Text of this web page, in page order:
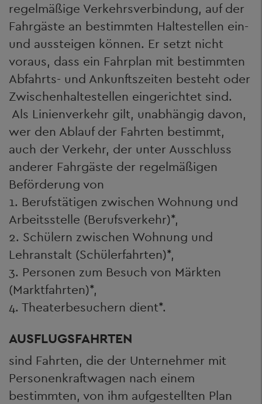
regelmäßige Verkehrsverbindung, auf der
Fahrgäste an bestimmten Haltestellen ein-
und aussteigen können. Er setzt nicht
voraus, dass ein Fahrplan mit bestimmten
Abfahrts- und Ankunftszeiten besteht oder
Zwischenhaltestellen eingerichtet sind.
Als Linienverkehr gilt, unabhängig davon,
wer den Ablauf der Fahrten bestimmt,
auch der Verkehr, der unter Ausschluss
anderer Fahrgäste der regelmäßigen
Beförderung von
1. Berufstätigen zwischen Wohnung und
Arbeitsstelle (Berufsverkehr)*,
2. Schülern zwischen Wohnung und
Lehranstalt (Schülerfahrten)*,
3. Personen zum Besuch von Märkten
(Marktfahrten)*,
4. Theaterbesuchern dient*.
AUSFLUGSFAHRTEN
sind Fahrten, die der Unternehmer mit
Personenkraftwagen nach einem
bestimmten, von ihm aufgestellten Plan